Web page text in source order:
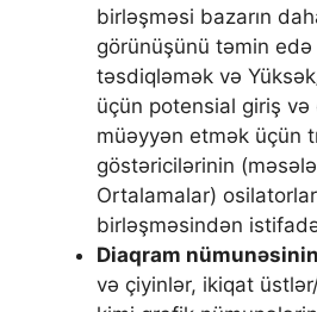
birləşməsi bazarın
görünüşünü təmin
təsdiqləmək və
üçün potensial giriş və
müəyyən etmək üçün
göstəricilərinin
Ortalamalar)
birləşməsindən
Diaqram nümunəsinin
və çiyinlər, ikiqat